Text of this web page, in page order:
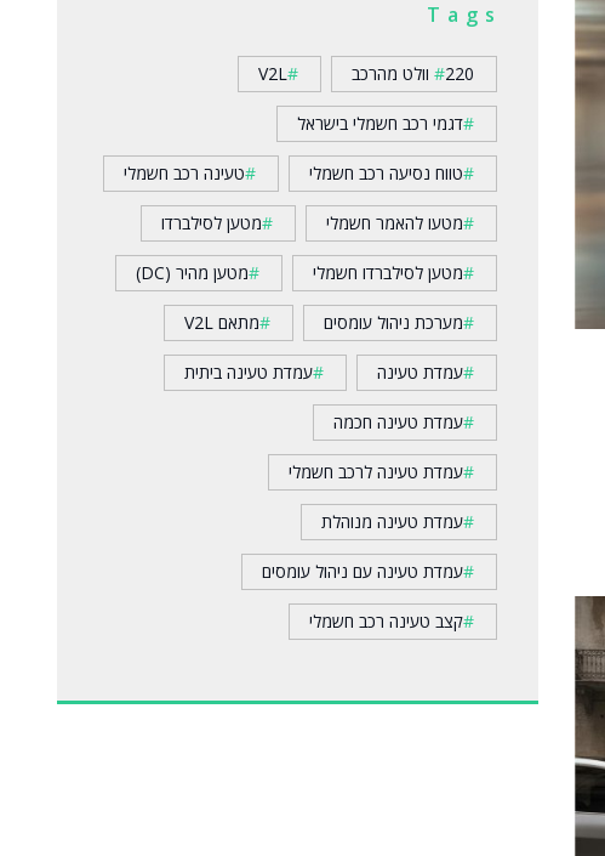
Tags
220 וולט מהרכב V2L
דגמי רכב חשמלי בישראל
טווח נסיעה רכב חשמלי טעינה רכב חשמלי
מטעו להאמר חשמלי מטען לסילברדו
מטען לסילברדו חשמלי מטען מהיר (DC)
מערכת ניהול עומסים מתאם V2L
עמדת טעינה עמדת טעינה ביתית
עמדת טעינה חכמה
עמדת טעינה לרכב חשמלי
עמדת טעינה מנוהלת
עמדת טעינה עם ניהול עומסים
קצב טעינה רכב חשמלי